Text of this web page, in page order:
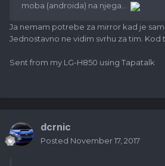
moba (androida) na njega...
Ja nemam potrebe za mirror kad je
Jednostavno ne vidim svrhu za tim. Kod
Sent from my LG-H850 using Tapatalk
dcrnic
Posted November 17, 2017